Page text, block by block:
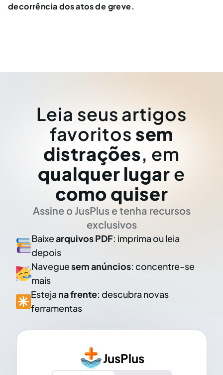
decorrência dos atos de greve.
Leia seus artigos
favoritos sem
distrações, em
qualquer lugar e
como quiser
Assine o JusPlus e tenha recursos
exclusivos
Baixearquivos PDF: imprima ou leia
depois
Naveguesem anúncios: concentre-se
mais
Esteja na frente: descubra novas
ferramentas
JusPlus